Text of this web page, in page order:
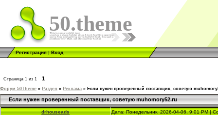
50.theme
Регистрация|Вход
Страница 1 из 1 1
Форум 50Theme » Раздел » Реклама » Если нужен проверенный поставщик, советую
Если нужен проверенный поставщик, советую muhomory52.ru
drhouseads Дата: Понедельник, 2026-04-06, 9:01 PM |